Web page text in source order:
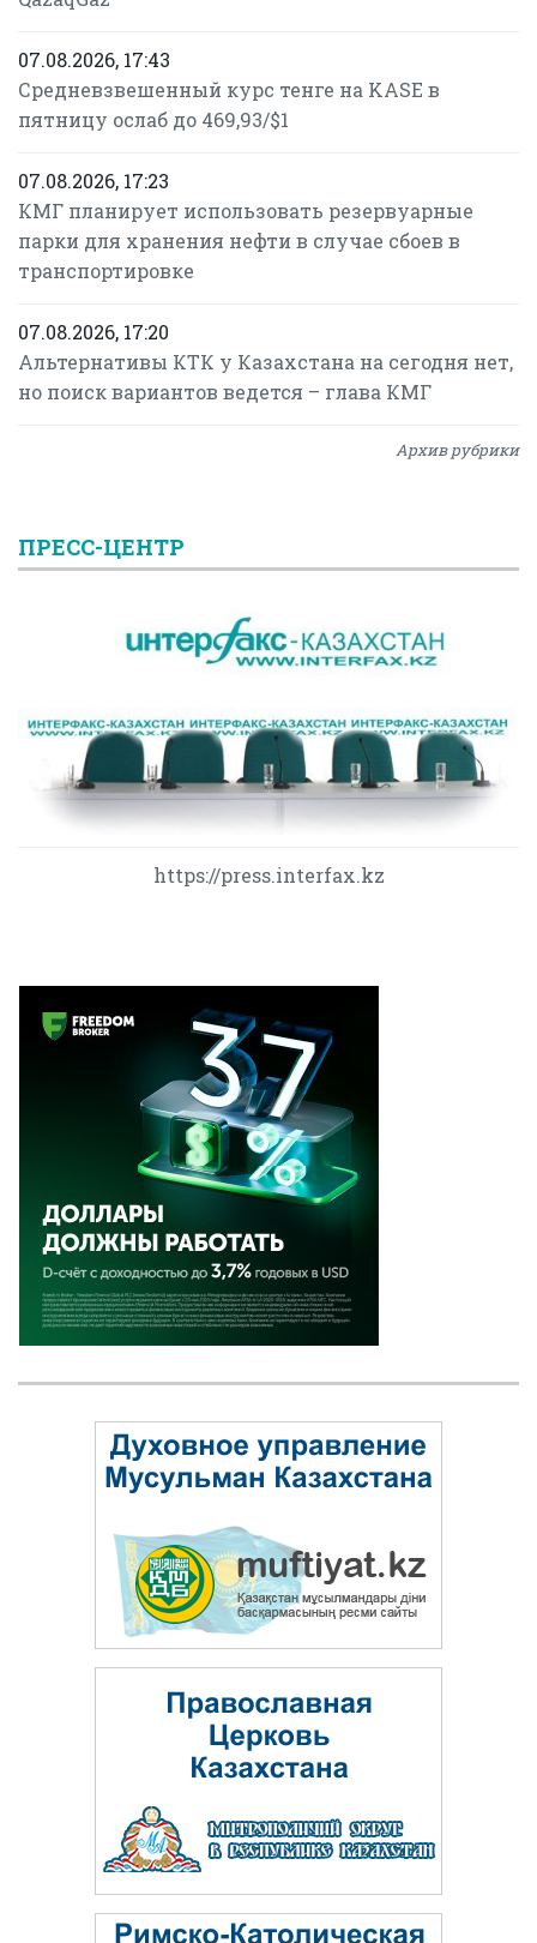
07.08.2026, 17:43
Средневзвешенный курс тенге на KASE в
пятницу ослаб до 469,93/$1
07.08.2026, 17:23
КМГ планирует использовать резервуарные
парки для хранения нефти в случае сбоев в
транспортировке
07.08.2026, 17:20
Альтернативы КТК у Казахстана на сегодня нет,
но поиск вариантов ведется – глава КМГ
Архив рубрики
ПРЕСС-ЦЕНТР
https://press.interfax.kz